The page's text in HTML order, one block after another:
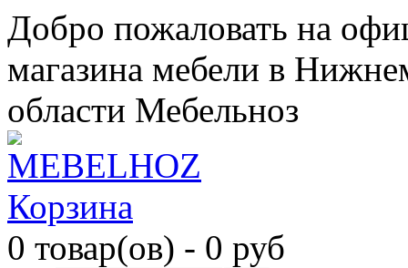
Добро пожаловать на
магазина мебели в
области Мебельноз
Корзина
0 товар(ов) - 0 руб